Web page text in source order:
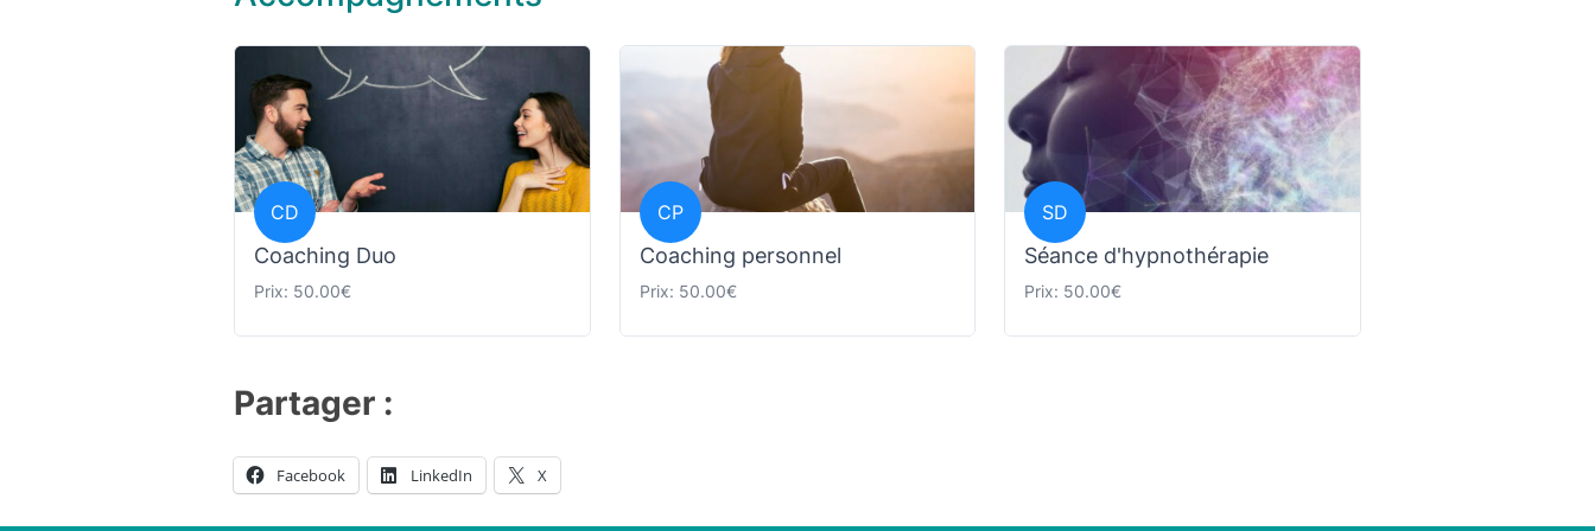
CD
Coaching Duo
Prix: 50.00€
CP
Coaching personnel
Prix: 50.00€
SD
Séance d'hypnothérapie
Prix: 50.00€
Partager :
Facebook LinkedIn X